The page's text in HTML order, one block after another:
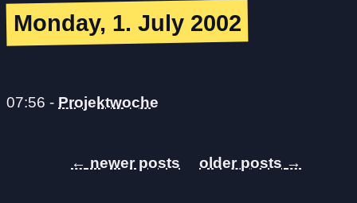
Monday, 1. July 2002
07:56 - Projektwoche
← →